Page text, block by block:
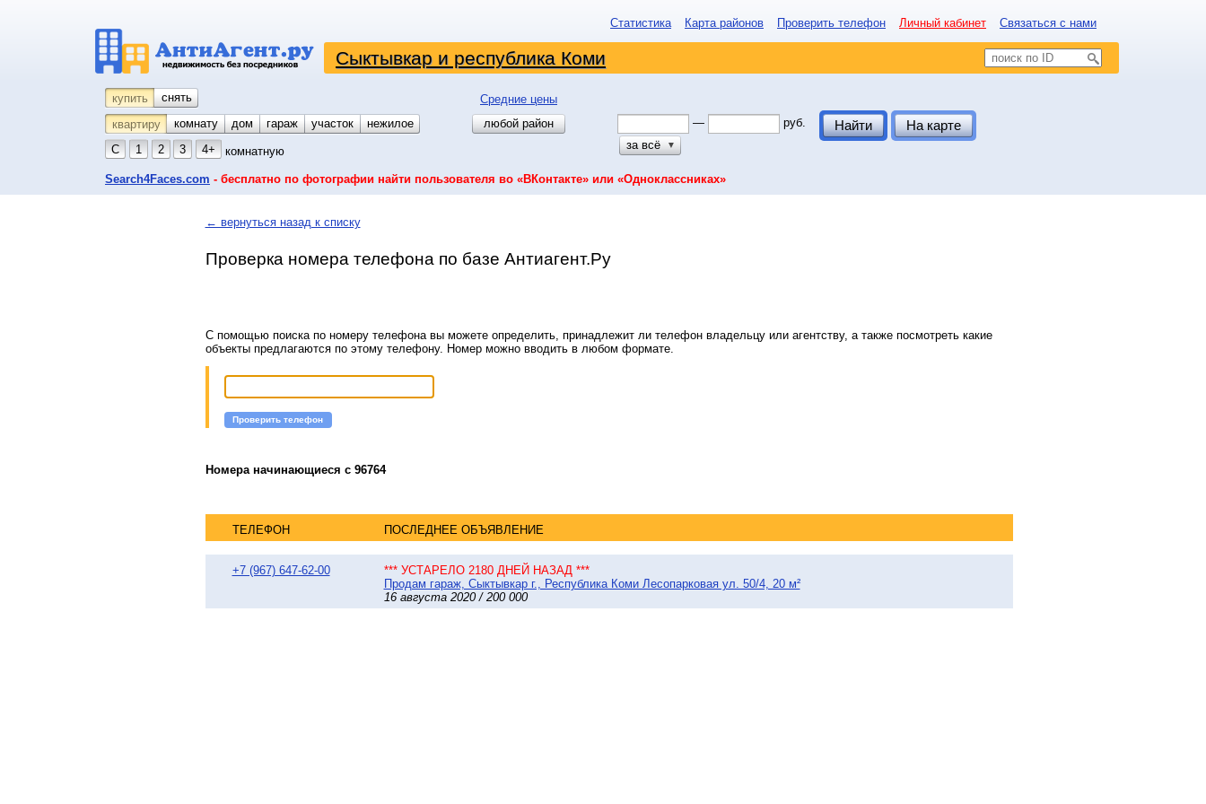
Статистика Карта районов Проверить телефон Личный кабинет Связаться с нами
Сыктывкар и республика Коми
купить снять
Средние цены
квартиру
комнату койко-место
дом гараж участок
нежилое
С
1 2 3 4+ комнатную
любой район —
руб.
за всё
▼
Найти На карте
Search4Faces.com - бесплатно по фотографии найти пользователя во «ВКонтакте» или «Одноклассниках»
← вернуться назад к списку
Проверка номера телефона по базе Антиагент.Ру
С помощью поиска по номеру телефона вы можете определить, принадлежит ли телефон владельцу или агентству, а также посмотреть какие
объекты предлагаются по этому телефону. Номер можно вводить в любом формате.
Проверить телефон
Номера начинающиеся с 96764
ТЕЛЕФОН ПОСЛЕДНЕЕ ОБЪЯВЛЕНИЕ
+7 (967) 647-62-00
*** УСТАРЕЛО 2180 ДНЕЙ НАЗАД ***
Продам гараж, Сыктывкар г., Республика Коми Лесопарковая ул. 50/4, 20 м²
16 августа 2020 / 200 000